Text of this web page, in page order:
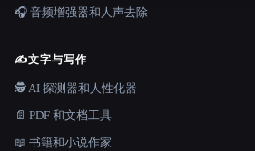
🎧 音频增强器和人声去除
✍️文字与写作
🕵️ AI 探测器和人性化器
📄 PDF 和文档工具
📖 书籍和小说作家